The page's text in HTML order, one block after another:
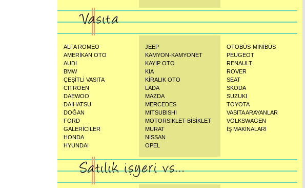
ALFA ROMEO
AMERİKAN OTO
AUDI
BMW
ÇEŞİTLİ VASITA
CITROEN
DAEWOO
DAIHATSU
DOĞAN
FORD
GALERİCİLER
HONDA
HYUNDAI
JEEP
KAMYON-KAMYONET
KAYIP OTO
KIA
KİRALIK OTO
LADA
MAZDA
MERCEDES
MITSUBISHI
MOTORSİKLET-BİSİKLET
MURAT
NISSAN
OPEL
OTOBÜS-MİNİBÜS
PEUGEOT
RENAULT
ROVER
SEAT
SKODA
SUZUKI
TOYOTA
VASITA ARAYANLAR
VOLKSWAGEN
İŞ MAKİNALARI